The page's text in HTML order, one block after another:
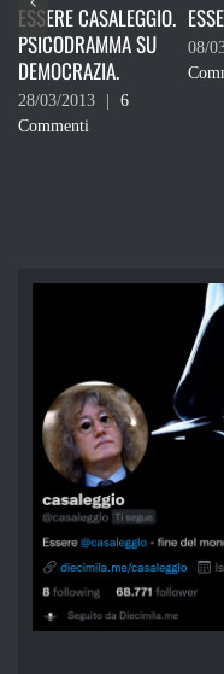
ESSERE DONNA OGGI
08/03/2013 |
Commento